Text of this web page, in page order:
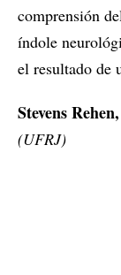
comprensión
índole
el resultado de
Stevens Rehen,
(UFRJ)